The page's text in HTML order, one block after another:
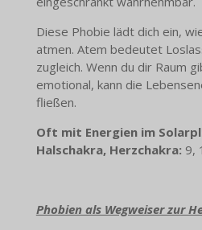
Diese Phobie lädt dich ein,
atmen. Atem bedeutet
zugleich. Wenn du dir Raum
emotional, kann die
fließen.
Oft mit Energien im
Halschakra, Herzchakra: 9,
Phobien als Wegweiser zur